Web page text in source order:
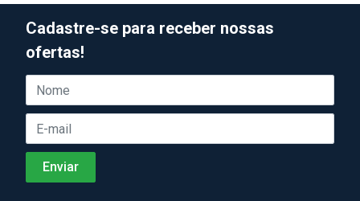
Cadastre-se para receber nossas
ofertas!